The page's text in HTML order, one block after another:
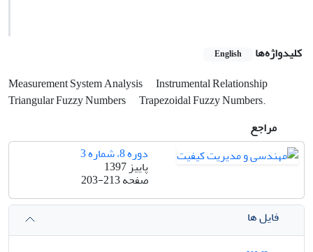
کلیدواژه‌ها English
Measurement System Analysis
Instrumental Relationship
Triangular Fuzzy Numbers
Trapezoidal Fuzzy Numbers.
مراجع
دوره 8، شماره 3
پاییز 1397
صفحه203-213
فایل ها